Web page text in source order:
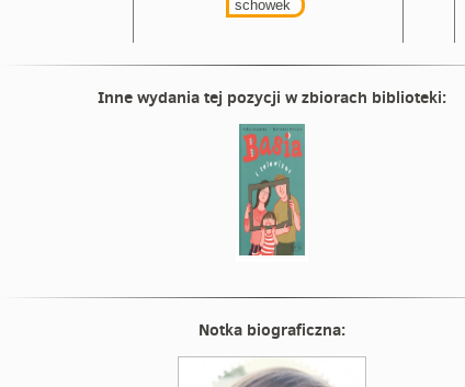
schowek
Inne wydania tej pozycji w zbiorach biblioteki:
Notka biograficzna: